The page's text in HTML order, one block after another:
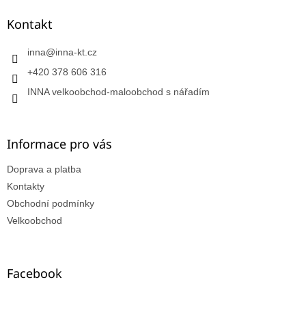
Kontakt
inna@inna-kt.cz
+420 378 606 316
INNA velkoobchod-maloobchod s nářadím
Informace pro vás
Doprava a platba
Kontakty
Obchodní podmínky
Velkoobchod
Facebook